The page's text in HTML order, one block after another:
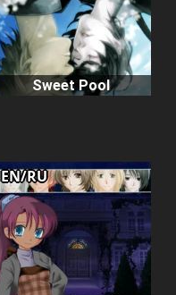
Sweet Pool
EN/RU